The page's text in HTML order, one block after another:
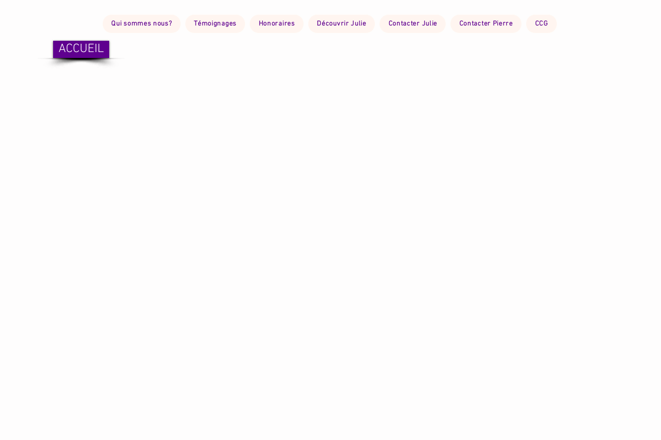
Qui sommes nous? Témoignages Honoraires Découvrir Julie Contacter Julie Contacter Pierre CCG
ACCUEIL